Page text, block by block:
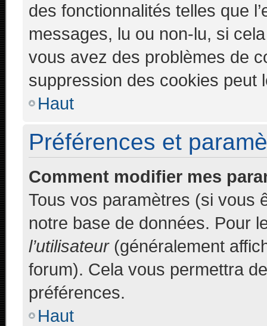
des fonctionnalités telles que
messages, lu ou non-lu, si
vous avez des problèmes de
suppression des cookies peut
Haut
Préférences et
Comment modifier mes
Tous vos paramètres (si vous
notre base de données. Pour
l’utilisateur(généralement
forum). Cela vous permettra
préférences.
Haut